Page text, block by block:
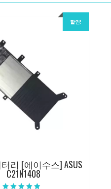
할인!
리 [에이수스] ASUS
C21N1408